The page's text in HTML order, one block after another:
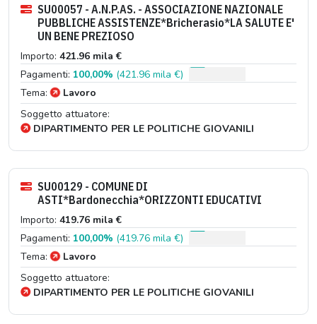
SU00057 - A.N.P.AS. - ASSOCIAZIONE NAZIONALE
PUBBLICHE ASSISTENZE*Bricherasio*LA SALUTE E'
UN BENE PREZIOSO
Importo: 421.96 mila €
Pagamenti: 100,00% (421.96 mila €)
Tema:
Lavoro
Soggetto attuatore:
DIPARTIMENTO PER LE POLITICHE GIOVANILI
SU00129 - COMUNE DI
ASTI*Bardonecchia*ORIZZONTI EDUCATIVI
Importo: 419.76 mila €
Pagamenti: 100,00% (419.76 mila €)
Tema:
Lavoro
Soggetto attuatore:
DIPARTIMENTO PER LE POLITICHE GIOVANILI